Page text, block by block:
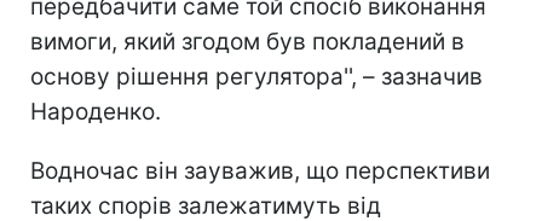
передбачити саме той спосіб виконання
вимоги, який згодом був покладений в
основу рішення регулятора'', – зазначив
Народенко.
Водночас він зауважив, що перспективи
таких спорів залежатимуть від